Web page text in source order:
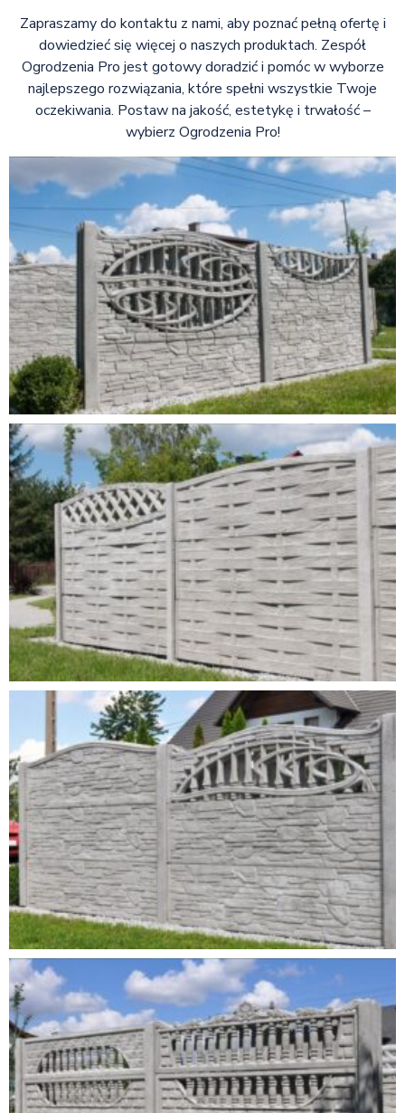
Zapraszamy do kontaktu z nami, aby poznać pełną ofertę i
dowiedzieć się więcej o naszych produktach. Zespół
Ogrodzenia Pro jest gotowy doradzić i pomóc w wyborze
najlepszego rozwiązania, które spełni wszystkie Twoje
oczekiwania. Postaw na jakość, estetykę i trwałość –
wybierz Ogrodzenia Pro!